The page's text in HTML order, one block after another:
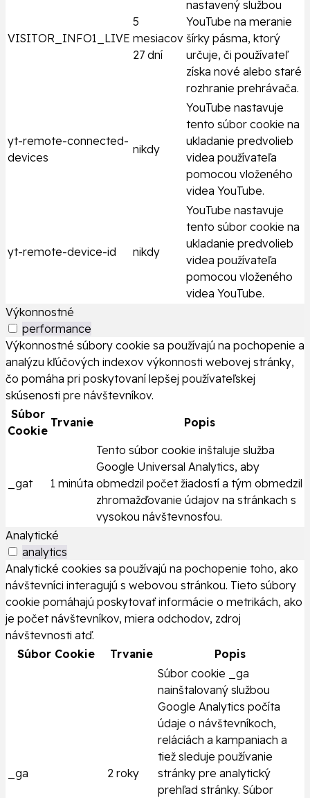
VISITOR_INFO1_LIVE
5
mesiacov
27 dní
nastavený službou
YouTube na meranie
šírky pásma, ktorý
určuje, či používateľ
získa nové alebo staré
rozhranie prehrávača.
yt-remote-connected-
devices
nikdy
YouTube nastavuje
tento súbor cookie na
ukladanie predvolieb
videa používateľa
pomocou vloženého
videa YouTube.
yt-remote-device-id nikdy
YouTube nastavuje
tento súbor cookie na
ukladanie predvolieb
videa používateľa
pomocou vloženého
videa YouTube.
Výkonnostné
performance
Výkonnostné súbory cookie sa používajú na pochopenie a
analýzu kľúčových indexov výkonnosti webovej stránky,
čo pomáha pri poskytovaní lepšej používateľskej
skúsenosti pre návštevníkov.
Súbor
Cookie
Trvanie Popis
_gat 1 minúta
Tento súbor cookie inštaluje služba
Google Universal Analytics, aby
obmedzil počet žiadostí a tým obmedzil
zhromažďovanie údajov na stránkach s
vysokou návštevnosťou.
Analytické
analytics
Analytické cookies sa používajú na pochopenie toho, ako
návštevníci interagujú s webovou stránkou. Tieto súbory
cookie pomáhajú poskytovať informácie o metrikách, ako
je počet návštevníkov, miera odchodov, zdroj
návštevnosti atď.
Súbor Cookie
Trvanie Popis
_ga 2 roky
Súbor cookie _ga
nainštalovaný službou
Google Analytics počíta
údaje o návštevníkoch,
reláciách a kampaniach a
tiež sleduje používanie
stránky pre analytický
prehľad stránky. Súbor